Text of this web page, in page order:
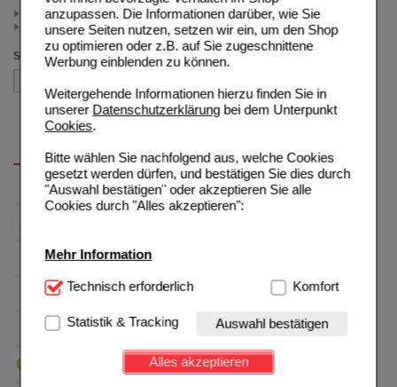
anzupassen. Die Informationen darüber, wie Sie
unsere Seiten nutzen, setzen wir ein, um den Shop
zu optimieren oder z.B. auf Sie zugeschnittene
Werbung einblenden zu können.
Weitergehende Informationen hierzu finden Sie in
unserer Datenschutzerklärungbei dem Unterpunkt
Cookies.
Bitte wählen Sie nachfolgend aus, welche Cookies
gesetzt werden dürfen, und bestätigen Sie dies durch
"Auswahl bestätigen" oder akzeptieren Sie alle
Cookies durch "Alles akzeptieren":
Mehr Information
Technisch Notwendig:Hierbei handelt es sich um
Website notwendig sind (z.B. Navigation, Warenkorb,
Kundenkonto), weshalb auf diese nicht verzichtet
werden kann.
Technisch erforderlich Komfort
Statistik & Tracking Auswahl bestätigen
Alles akzeptieren
< 25.00 (2)
>= 25.00 (1)
Sortieren nach